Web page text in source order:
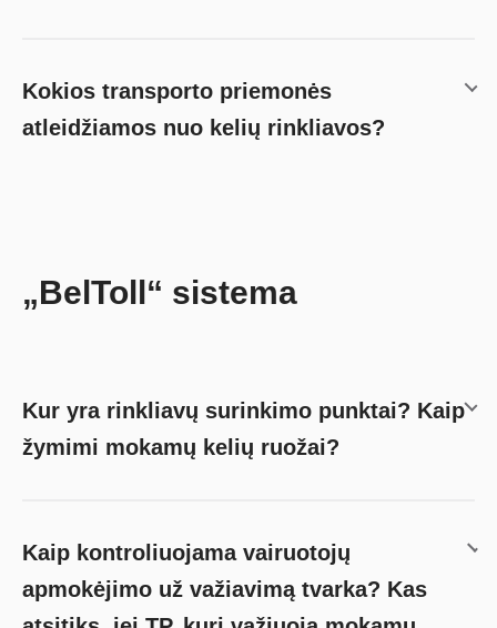
Kokios transporto priemonės
atleidžiamos nuo kelių rinkliavos?
„BelToll“ sistema
Kur yra rinkliavų surinkimo punktai? Kaip
žymimi mokamų kelių ruožai?
Kaip kontroliuojama vairuotojų
apmokėjimo už važiavimą tvarka? Kas